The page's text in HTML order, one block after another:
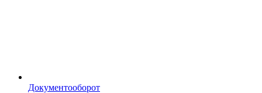
Документооборот